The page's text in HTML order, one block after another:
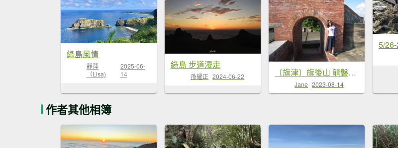
綠島風情
靜萍
（Lisa)
2025-06-
14
綠島 步道漫走
孫耀正 2024-06-22 〔旗津〕旗後山 龍磐公園 埔頂山 龜山步道 最南點 社頂 鵝鑾鼻 綠島小長城步道 牛頭山 水火同源
Jane 2023-08-14
作者其他相簿